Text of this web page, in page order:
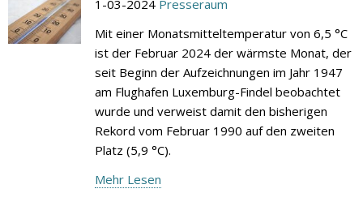
1-03-2024 Presseraum
Mit einer Monatsmitteltemperatur von 6,5 °C
ist der Februar 2024 der wärmste Monat, der
seit Beginn der Aufzeichnungen im Jahr 1947
am Flughafen Luxemburg-Findel beobachtet
wurde und verweist damit den bisherigen
Rekord vom Februar 1990 auf den zweiten
Platz (5,9 °C).
Mehr Lesen